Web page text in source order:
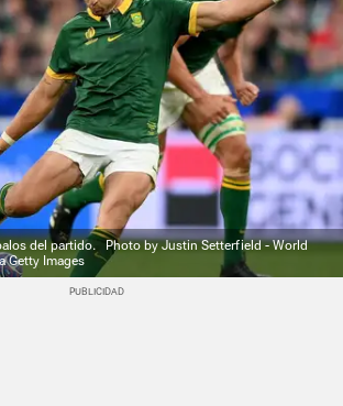
del partido.
Photo by Justin Setterfield - World
Getty Images